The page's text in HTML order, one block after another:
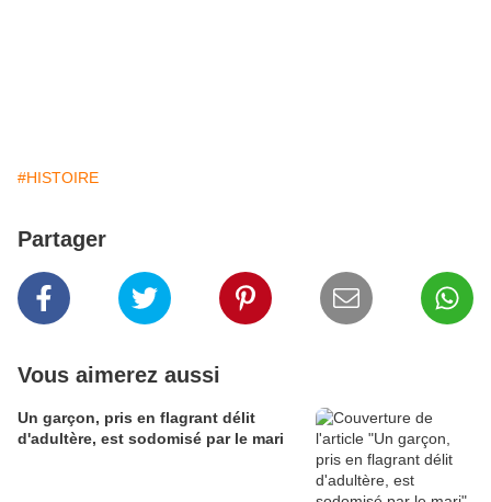
#HISTOIRE
Partager
Vous aimerez aussi
Un garçon, pris en flagrant délit
d'adultère, est sodomisé par le mari